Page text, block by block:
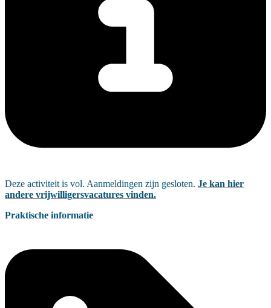
Deze activiteit is vol. Aanmeldingen zijn gesloten. Je kan hier
andere vrijwilligersvacatures vinden.
Praktische informatie